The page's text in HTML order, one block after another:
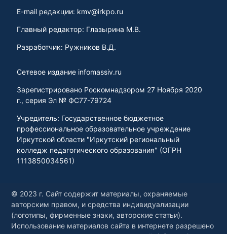
E-mail редакции: kmv@irkpo.ru
Главный редактор: Глазырина М.В.
Разработчик: Ружников В.Д.
Сетевое издание infomassiv.ru
Зарегистрировано Роскомнадзором 27 Ноября 2020
г., серия Эл № ФС77-79724
Учредитель: Государственное бюджетное
профессиональное образовательное учреждение
Иркутской области "Иркутский региональный
колледж педагогического образования" (ОГРН
1113850034561)
© 2023 г. Сайт содержит материалы, охраняемые
авторским правом, и средства индивидуализации
(логотипы, фирменные знаки, авторские статьи).
Использование материалов сайта в интернете разрешено